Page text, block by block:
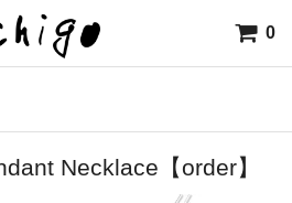
0
Necklace【order】